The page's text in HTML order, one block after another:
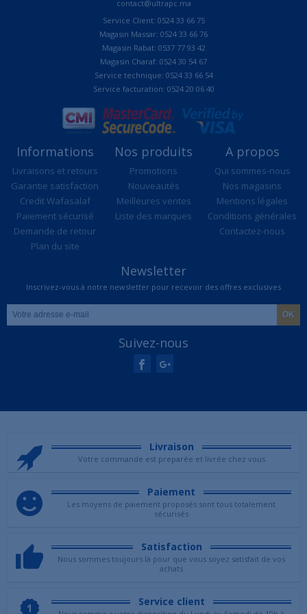
contact@ultrapc.ma
Service Client: 0524 33 66 75
Magasin Massar: 0524 33 66 76
Magasin Rabat: 0537 77 93 42
Magasin Charaf: 0524 30 54 67
Service technique: 0524 33 66 54
Service facturation: 0524 20 06 40
Informations
Livraisons et retours
Garantie satisfaction
Credit Wafasalaf
Paiement sécurisé
Demande de retour
Plan du site
Nos produits
Promotions
Nouveautés
Meilleures ventes
Liste des marques
A propos
Qui sommes-nous
Nos magasins
Mentions légales
Conditions générales
Contactez-nous
Newsletter
Inscrivez-vous à notre newsletter pour recevoir des offres exclusives
Suivez-nous
Livraison
Votre commande est preparée et livrée chez vous
Paiement
Les moyens de paiement proposés sont tous totalement
sécurisés
Satisfaction
Nous sommes toujours là pour que vous soyez satisfait de vos
achats
Service client